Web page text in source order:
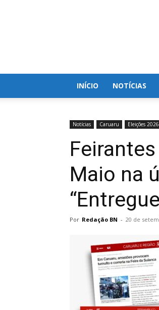
INÍCIO NOTÍCIAS
Notícias Caruaru Eleições 2026
Maio na
Por Redação BN - 20 de